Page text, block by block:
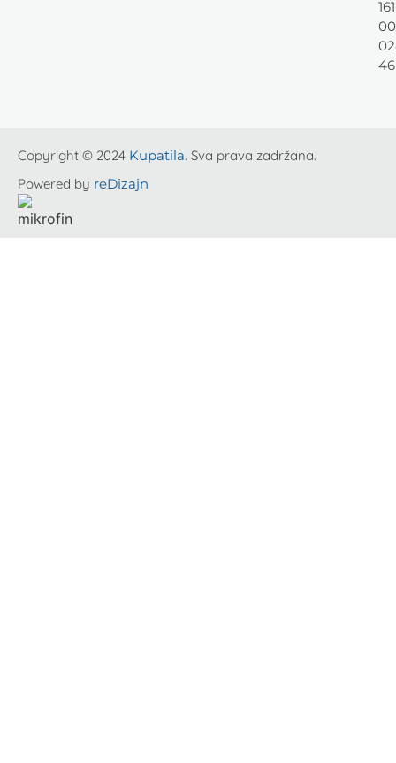
46
Copyright © 2024 Kupatila. Sva prava zadržana.
Powered by reDizajn